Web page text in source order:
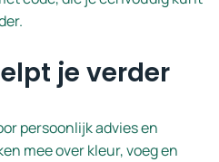
je verder
persoonlijk advies en
mee over kleur, voeg en